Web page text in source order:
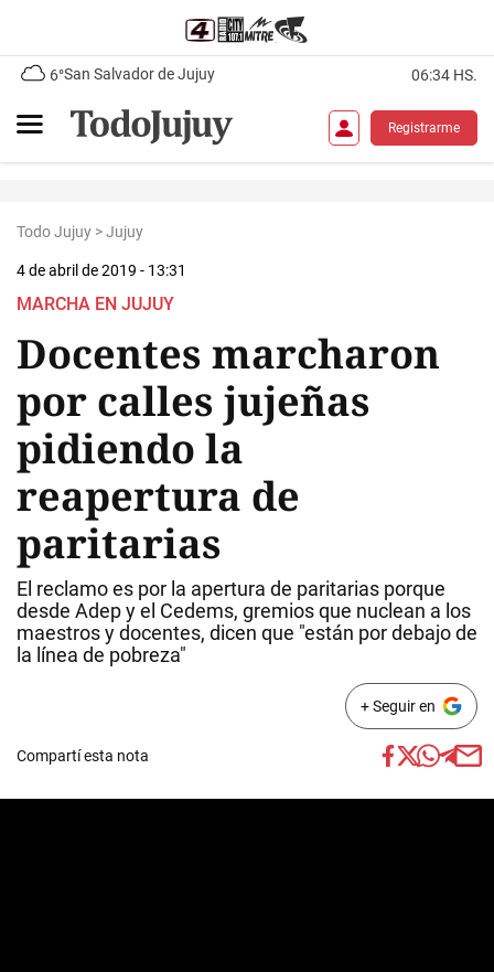
6°San Salvador de Jujuy 06:34 HS.
Registrarme
Todo Jujuy >Jujuy
4 de abril de 2019 - 13:31
MARCHA EN JUJUY
Docentes marcharon
por calles jujeñas
pidiendo la
reapertura de
paritarias
El reclamo es por la apertura de paritarias porque
desde Adep y el Cedems, gremios que nuclean a los
maestros y docentes, dicen que "están por debajo de
la línea de pobreza"
+ Seguir en
Compartí esta nota